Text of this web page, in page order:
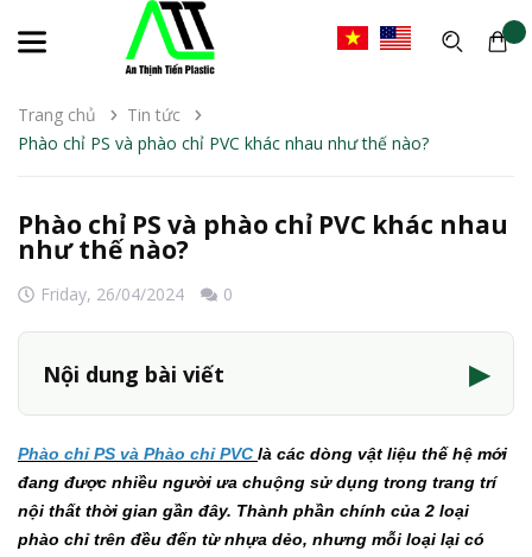
Trang chủ
Tin tức
Phào chỉ PS và phào chỉ PVC khác nhau như thế nào?
Phào chỉ PS và phào chỉ PVC khác nhau
như thế nào?
Friday, 26/04/2024 0
Nội dung bài viết ▶
Phào chỉ PS và Phào chỉ PVC là các dòng vật liệu thế hệ mới
đang được nhiều người ưa chuộng sử dụng trong trang trí
nội thất thời gian gần đây. Thành phần chính của 2 loại
phào chỉ trên đều đến từ nhựa dẻo, nhưng mỗi loại lại có